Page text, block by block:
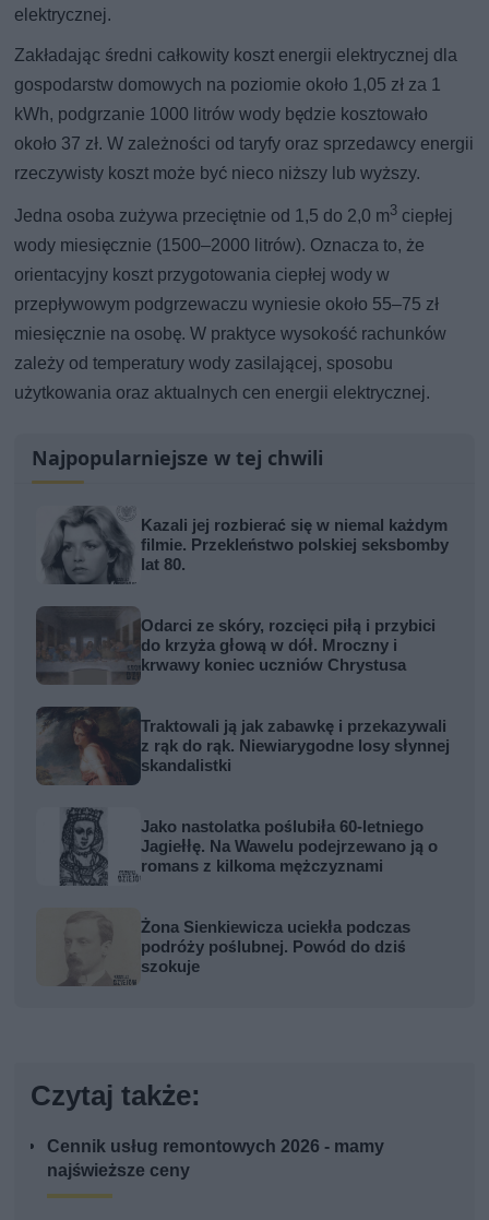
elektrycznej.
Zakładając średni całkowity koszt energii elektrycznej dla
gospodarstw domowych na poziomie około 1,05 zł za 1
kWh, podgrzanie 1000 litrów wody będzie kosztowało
około 37 zł. W zależności od taryfy oraz sprzedawcy energii
rzeczywisty koszt może być nieco niższy lub wyższy.
Jedna osoba zużywa przeciętnie od 1,5 do 2,0 m3 ciepłej
wody miesięcznie (1500–2000 litrów). Oznacza to, że
orientacyjny koszt przygotowania ciepłej wody w
przepływowym podgrzewaczu wyniesie około 55–75 zł
miesięcznie na osobę. W praktyce wysokość rachunków
zależy od temperatury wody zasilającej, sposobu
użytkowania oraz aktualnych cen energii elektrycznej.
Najpopularniejsze w tej chwili
Kazali jej rozbierać się w niemal każdym
filmie. Przekleństwo polskiej seksbomby
lat 80.
Odarci ze skóry, rozcięci piłą i przybici
do krzyża głową w dół. Mroczny i
krwawy koniec uczniów Chrystusa
Traktowali ją jak zabawkę i przekazywali
z rąk do rąk. Niewiarygodne losy słynnej
skandalistki
Jako nastolatka poślubiła 60-letniego
Jagiełłę. Na Wawelu podejrzewano ją o
romans z kilkoma mężczyznami
Żona Sienkiewicza uciekła podczas
podróży poślubnej. Powód do dziś
szokuje
Czytaj także:
Cennik usług remontowych 2026 - mamy
najświeższe ceny